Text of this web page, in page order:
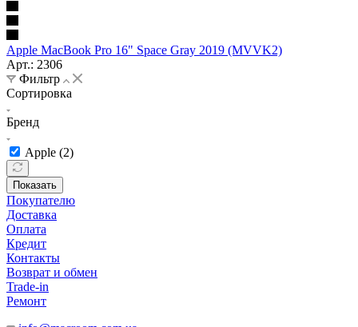
Apple MacBook Pro 16" Space Gray 2019 (MVVK2)
Арт.: 2306
Фильтр
Сортировка
Бренд
Apple (2)
Показать
Покупателю
Доставка
Оплата
Кредит
Контакты
Возврат и обмен
Trade-in
Ремонт